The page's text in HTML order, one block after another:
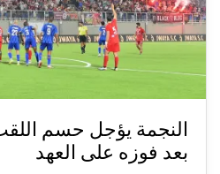
النجمة يؤجل حسم
بعد فوزه على العهد